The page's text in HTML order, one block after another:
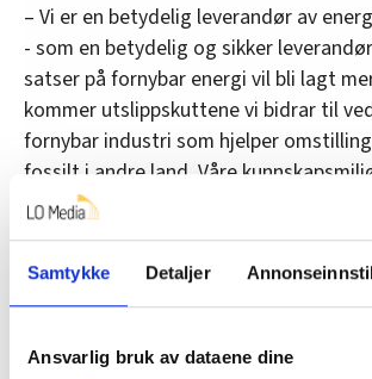
Samtykke Detaljer
Ansvarlig bruk av dataene dine
– Vi er en betydelig leverandør av
- som en betydelig og sikker
satser på fornybar energi vil bli lagt
kommer utslippskuttene vi bidrar til
fornybar industri som hjelper
fossilt i andre land. Våre
industriklynger kan eksportere både
produkter og tjenester til
og Tyskland, poengterer hun.
Hun kjøper ikke helt påstandene fra
gassbransjen.